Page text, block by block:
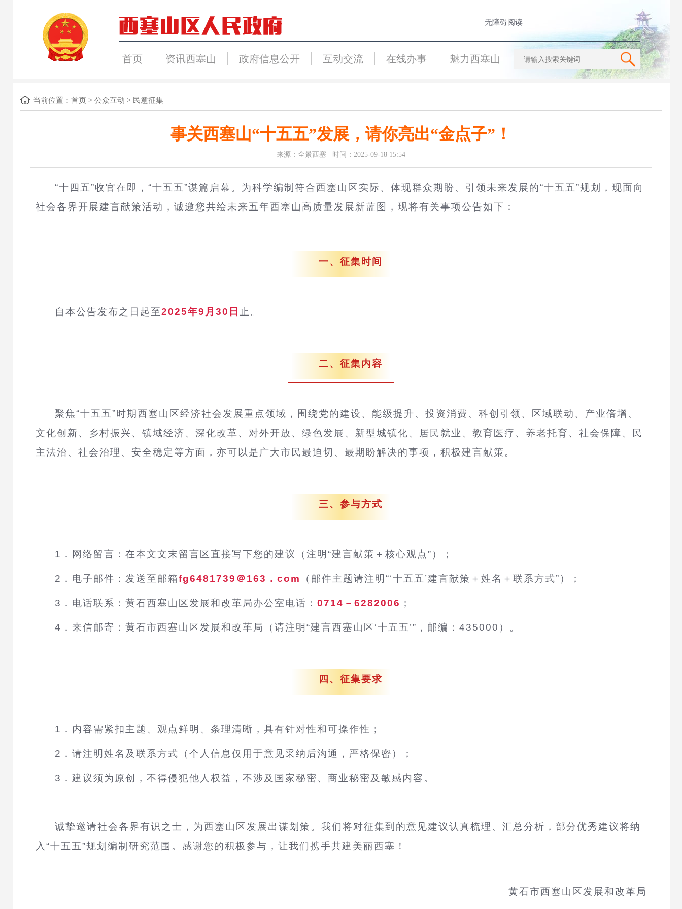
无障碍阅读
首页 资讯西塞山 政府信息公开 互动交流 在线办事 魅力西塞山
当前位置： 首页> 公众互动 > 民意征集
事关西塞山“十五五”发展，请你亮出“金点子”！
来源：全景西塞 时间：2025-09-18 15:54
“十四五”收官在即，“十五五”谋篇启幕。为科学编制符合西塞山区实际、体现群众期盼、引领未来发展的“十五五”规划，现面向
社会各界开展建言献策活动，诚邀您共绘未来五年西塞山高质量发展新蓝图，现将有关事项公告如下：
一、征集时间
自本公告发布之日起至2025年9月30日 止。
二、征集内容
聚焦“十五五”时期西塞山区经济社会发展重点领域，围绕党的建设、能级提升、投资消费、科创引领、区域联动、产业倍增、
文化创新、乡村振兴、镇域经济、深化改革、对外开放、绿色发展、新型城镇化、居民就业、教育医疗、养老托育、社会保障、民
主法治、社会治理、安全稳定等方面，亦可以是广大市民最迫切、最期盼解决的事项，积极建言献策。
三、参与方式
1．网络留言：在本文文末留言区直接写下您的建议（注明“建言献策＋核心观点”）；
2．电子邮件：发送至邮箱fg6481739＠163．com （邮件主题请注明“‘十五五’建言献策＋姓名＋联系方式”）；
3．电话联系：黄石西塞山区发展和改革局办公室电话： 0714－6282006 ；
4．来信邮寄：黄石市西塞山区发展和改革局（请注明“建言西塞山区‘十五五’”，邮编：435000）。
四、征集要求
1．内容需紧扣主题、观点鲜明、条理清晰，具有针对性和可操作性；
2．请注明姓名及联系方式（个人信息仅用于意见采纳后沟通，严格保密）；
3．建议须为原创，不得侵犯他人权益，不涉及国家秘密、商业秘密及敏感内容。
诚挚邀请社会各界有识之士，为西塞山区 发展出谋划策。我们将对征集到的意见建议认真梳理、汇总分析，部分优秀建议将纳
入“十五五”规划编制研究范围。感谢您的积极参与，让我们携手共建美丽西塞！
黄石市西塞山区发展和改革局